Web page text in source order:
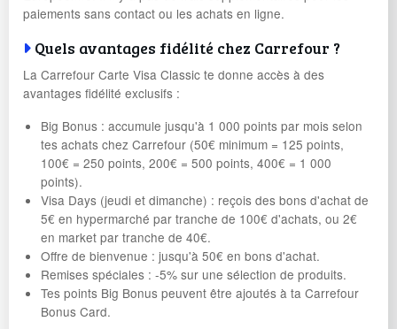
paiements sans contact ou les achats en ligne.
Quels avantages fidélité chez Carrefour ?
La Carrefour Carte Visa Classic te donne accès à des
avantages fidélité exclusifs :
Big Bonus : accumule jusqu'à 1 000 points par mois selon
tes achats chez Carrefour (50€ minimum = 125 points,
100€ = 250 points, 200€ = 500 points, 400€ = 1 000
points).
Visa Days (jeudi et dimanche) : reçois des bons d'achat de
5€ en hypermarché par tranche de 100€ d'achats, ou 2€
en market par tranche de 40€.
Offre de bienvenue : jusqu'à 50€ en bons d'achat.
Remises spéciales : -5% sur une sélection de produits.
Tes points Big Bonus peuvent être ajoutés à ta Carrefour
Bonus Card.